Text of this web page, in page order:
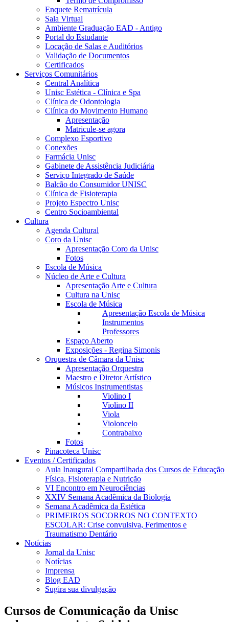
Enquete Rematrícula
Sala Virtual
Ambiente Graduação EAD - Antigo
Portal do Estudante
Locação de Salas e Auditórios
Validação de Documentos
Certificados
Serviços Comunitários
Central Analítica
Unisc Estética - Clínica e Spa
Clínica de Odontologia
Clínica do Movimento Humano
Apresentação
Matricule-se agora
Complexo Esportivo
Conexões
Farmácia Unisc
Gabinete de Assistência Judiciária
Serviço Integrado de Saúde
Balcão do Consumidor UNISC
Clínica de Fisioterapia
Projeto Espectro Unisc
Centro Socioambiental
Cultura
Agenda Cultural
Coro da Unisc
Apresentação Coro da Unisc
Fotos
Escola de Música
Núcleo de Arte e Cultura
Apresentação Arte e Cultura
Cultura na Unisc
Escola de Música
Apresentação Escola de Música
Instrumentos
Professores
Espaço Aberto
Exposições - Regina Simonis
Orquestra de Câmara da Unisc
Apresentação Orquestra
Maestro e Diretor Artístico
Músicos Instrumentistas
Violino I
Violino II
Viola
Violoncelo
Contrabaixo
Fotos
Pinacoteca Unisc
Eventos / Certificados
Aula Inaugural Compartilhada dos Cursos de Educação
Física, Fisioterapia e Nutrição
VI Encontro em Neurociências
XXIV Semana Acadêmica da Biologia
Semana Acadêmica da Estética
PRIMEIROS SOCORROS NO CONTEXTO
ESCOLAR: Crise convulsiva, Ferimentos e
Traumatismo Dentário
Notícias
Jornal da Unisc
Notícias
Imprensa
Blog EAD
Sugira sua divulgação
Cursos de Comunicação da Unisc